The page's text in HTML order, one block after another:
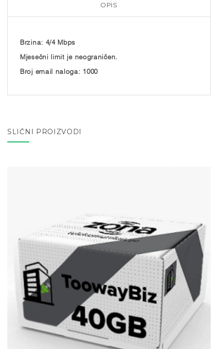
OPIS
Brzina: 4/4 Mbps
Mjesečni limit je neograničen.
Broj email naloga: 1000
SLIČNI PROIZVODI